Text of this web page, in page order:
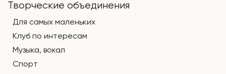
Творческие объединения
Для самых маленьких
Клуб по интересам
Музыка, вокал
Спорт